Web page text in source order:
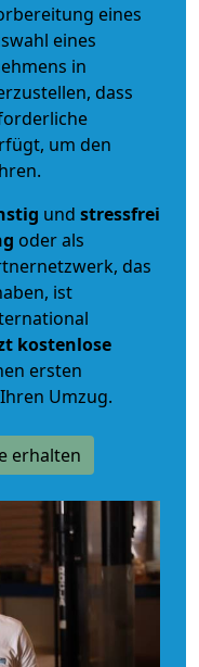
eines
eines
in
dass
um den
und stressfrei
oder als
das
ist
kostenlose
ersten
Umzug.
erhalten